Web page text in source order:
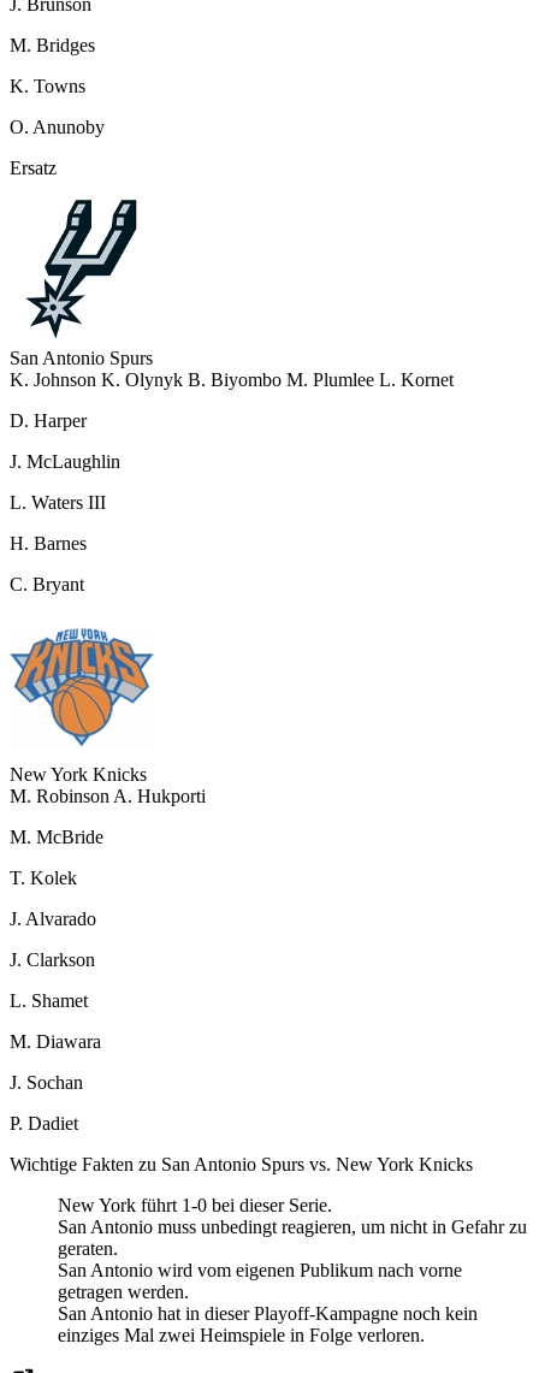
M. Bridges
K. Towns
O. Anunoby
Ersatz
San Antonio Spurs
K. Johnson K. Olynyk B. Biyombo M. Plumlee L. Kornet
D. Harper
J. McLaughlin
L. Waters III
H. Barnes
C. Bryant
New York Knicks
M. Robinson A. Hukporti
M. McBride
T. Kolek
J. Alvarado
J. Clarkson
L. Shamet
M. Diawara
J. Sochan
P. Dadiet
Wichtige Fakten zu San Antonio Spurs vs. New York Knicks
New York führt 1-0 bei dieser Serie.
San Antonio muss unbedingt reagieren, um nicht in Gefahr zu
geraten.
San Antonio wird vom eigenen Publikum nach vorne
getragen werden.
San Antonio hat in dieser Playoff-Kampagne noch kein
einziges Mal zwei Heimspiele in Folge verloren.